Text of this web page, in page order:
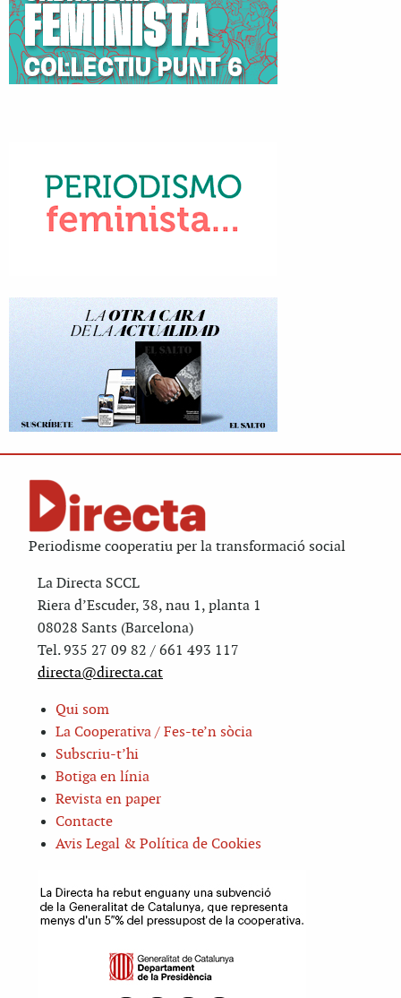
Periodisme cooperatiu per la transformació social
La Directa SCCL
Riera d’Escuder, 38, nau 1, planta 1
08028 Sants (Barcelona)
Tel. 935 27 09 82 / 661 493 117
directa@directa.cat
Qui som
La Cooperativa / Fes-te’n sòcia
Subscriu-t’hi
Botiga en línia
Revista en paper
Contacte
Avis Legal & Política de Cookies